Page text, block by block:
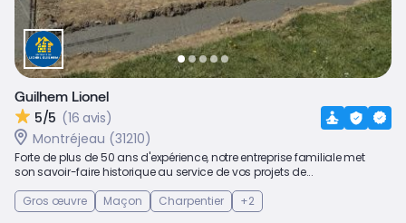
Guilhem Lionel
5/5 (16 avis)
Montréjeau (31210)
Forte de plus de 50 ans d'expérience, notre entreprise familiale met
son savoir-faire historique au service de vos projets de...
Gros œuvre
Maçon Charpentier +2